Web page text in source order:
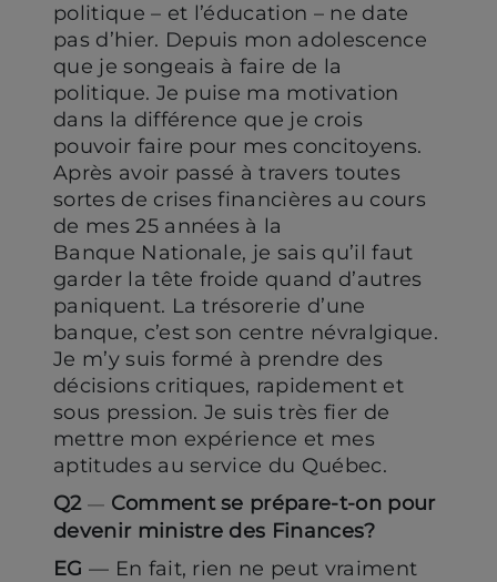
politique – et l’éducation – ne date
pas d’hier. Depuis mon adolescence
que je songeais à faire de la
politique. Je puise ma motivation
dans la différence que je crois
pouvoir faire pour mes concitoyens.
Après avoir passé à travers toutes
sortes de crises financières au cours
de mes 25 années à la
Banque Nationale, je sais qu’il faut
garder la tête froide quand d’autres
paniquent. La trésorerie d’une
banque, c’est son centre névralgique.
Je m’y suis formé à prendre des
décisions critiques, rapidement et
sous pression. Je suis très fier de
mettre mon expérience et mes
aptitudes au service du Québec.
Q2 — Comment se prépare-t-on pour
devenir ministre des Finances?
EG — En fait, rien ne peut vraiment